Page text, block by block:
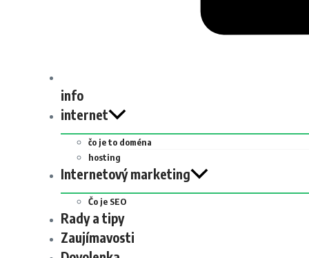
info
internet
čo je to doména
hosting
Internetový marketing
Čo je SEO
Rady a tipy
Zaujímavosti